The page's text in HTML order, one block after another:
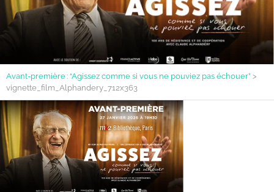
Avant-première : “Agissez comme si vous ne pouviez pas échouer” >
vignette_film_Alphandery_712x363